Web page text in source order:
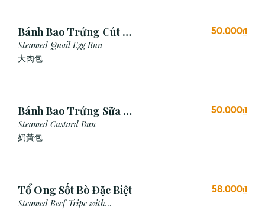
Bánh Bao Trứng Cút (3
Cái)
Steamed Quail Egg Bun
大肉包
50.000₫
Bánh Bao Trứng Sữa (3
Cái)
Steamed Custard Bun
奶黃包
50.000₫
Tổ Ong Sốt Bò Đặc Biệt
Steamed Beef Tripe with
58.000₫